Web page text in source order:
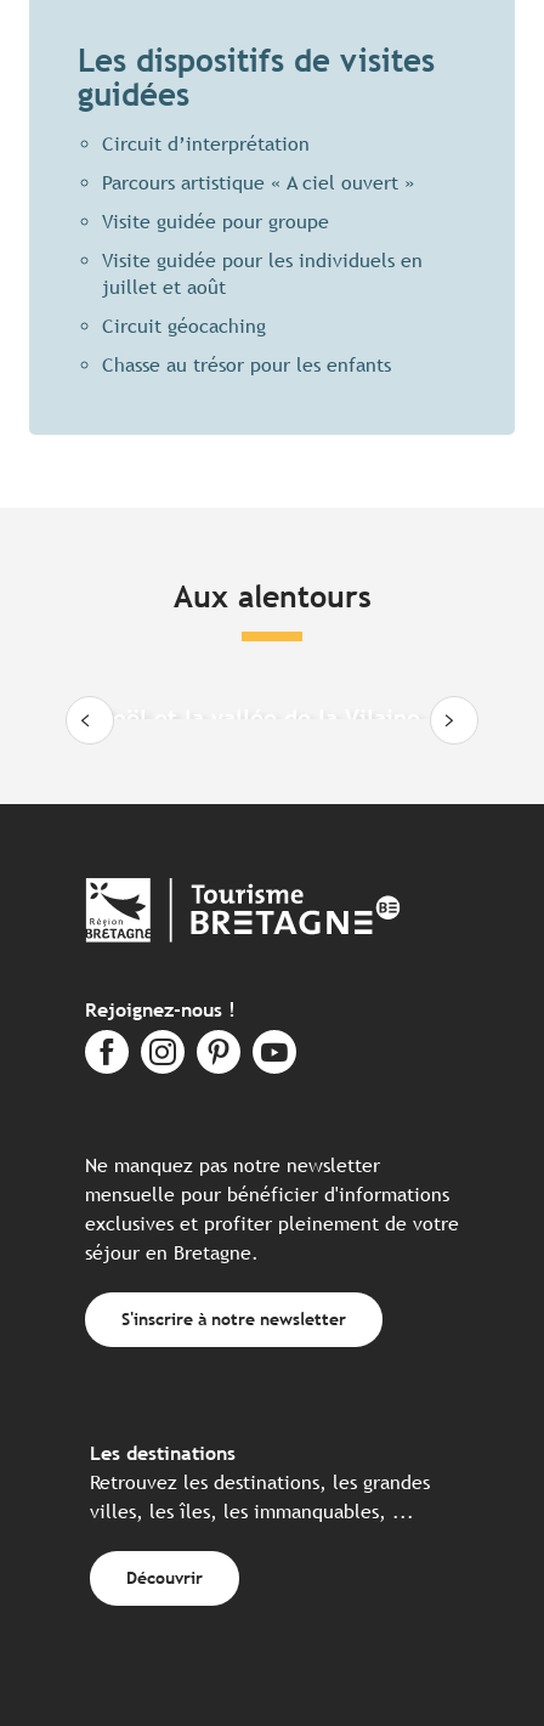
Les dispositifs de visites
guidées
Circuit d’interprétation
Parcours artistique « A ciel ouvert »
Visite guidée pour groupe
Visite guidée pour les individuels en
juillet et août
Circuit géocaching
Chasse au trésor pour les enfants
Aux alentours
Le Boël et la vallée de la Vilaine
Rejoignez-nous !
Ne manquez pas notre newsletter
mensuelle pour bénéficier d'informations
exclusives et profiter pleinement de votre
séjour en Bretagne.
S'inscrire à notre newsletter
Les destinations
Retrouvez les destinations, les grandes
villes, les îles, les immanquables, ...
Découvrir